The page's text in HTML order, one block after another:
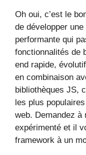
Oh oui, c’est le
de développer
performante qui
fonctionnalités de
end rapide,
en combinaison
bibliothèques JS,
les plus
web. Demandez à
expérimenté et il
framework à un